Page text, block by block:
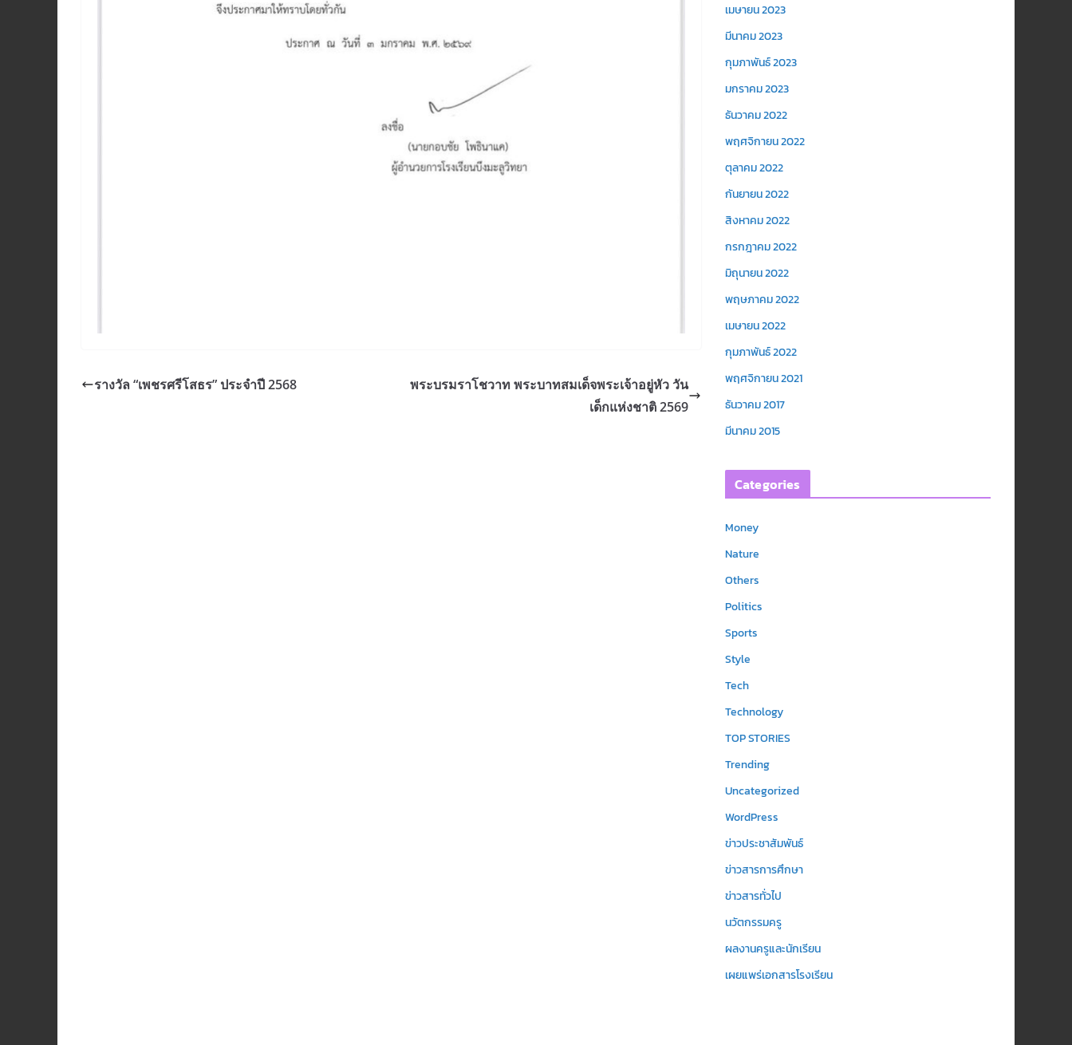
รางวัล “เพชรศรีโสธร” ประจำปี 2568
พระบรมราโชวาท พระบาทสมเด็จพระเจ้าอยู่หัว วัน
เด็กแห่งชาติ 2569
เมษายน 2023
มีนาคม 2023
กุมภาพันธ์ 2023
มกราคม 2023
ธันวาคม 2022
พฤศจิกายน 2022
ตุลาคม 2022
กันยายน 2022
สิงหาคม 2022
กรกฎาคม 2022
มิถุนายน 2022
พฤษภาคม 2022
เมษายน 2022
กุมภาพันธ์ 2022
พฤศจิกายน 2021
ธันวาคม 2017
มีนาคม 2015
Categories
Money
Nature
Others
Politics
Sports
Style
Tech
Technology
TOP STORIES
Trending
Uncategorized
WordPress
ข่าวประชาสัมพันธ์
ข่าวสารการศึกษา
ข่าวสารทั่วไป
นวัตกรรมครู
ผลงานครูและนักเรียน
เผยแพร่เอกสารโรงเรียน